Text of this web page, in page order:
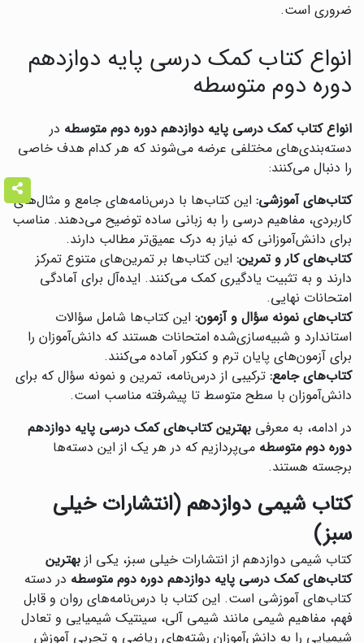
ضروری است.
انواع کتاب کمک درسی پایه دوازدهم
دوره دوم متوسطه
انواع کتاب کمک درسی پایه دوازدهم دوره دوم متوسطه در
دسته‌بندی‌های مختلفی عرضه می‌شوند که هر کدام هدف خاصی
را دنبال می‌کنند:
کتاب‌های آموزشی: این کتاب‌ها با درس‌نامه‌های جامع و مثال‌های
کاربردی، مفاهیم درسی را به زبانی ساده توضیح می‌دهند. مناسب
برای دانش‌آموزانی که نیاز به درک عمیق‌تر مطالب دارند.
کتاب‌های کار و تمرین: این کتاب‌ها بر تمرین‌های متنوع تمرکز
دارند و به تثبیت یادگیری کمک می‌کنند. ایده‌آل برای آمادگی
امتحانات نهایی.
کتاب‌های نمونه سؤال و آزمون: این کتاب‌ها شامل سؤالات
استاندارد و شبیه‌سازی‌شده امتحانات هستند که دانش‌آموزان را
برای آزمون‌های پایان ترم و کنکور آماده می‌کنند.
کتاب‌های جامع: ترکیبی از درس‌نامه، تمرین و نمونه سؤال که برای
دانش‌آموزان با سطح متوسط تا پیشرفته مناسب است.
در ادامه، به معرفی بهترین کتاب‌های کمک درسی پایه دوازدهم
دوره دوم متوسطه می‌پردازیم که در هر یک از این دسته‌ها
برجسته هستند.
کتاب شیمی دوازدهم (انتشارات خیلی
سبز)
کتاب شیمی دوازدهم از انتشارات خیلی سبز، یکی از بهترین
کتاب‌های کمک درسی پایه دوازدهم دوره دوم متوسطه در دسته
کتاب‌های آموزشی است. این کتاب با درس‌نامه‌های روان و قابل
فهم، مفاهیم شیمی مانند شیمی آلی، سینتیک شیمیایی و تعادل
شیمیایی را به دانش‌آموزان رشته‌های ریاضی و تجربی آموزش